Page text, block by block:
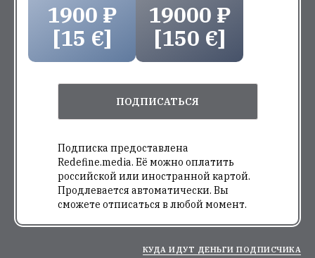
1900 ₽
[15 €]
19000 ₽
[150 €]
ПОДПИСАТЬСЯ
Подписка предоставлена
Redefine.media. Её можно оплатить
российской или иностранной картой.
Продлевается автоматически. Вы
сможете отписаться в любой момент.
КУДА ИДУТ ДЕНЬГИ ПОДПИСЧИКА